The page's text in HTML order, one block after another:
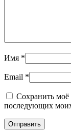
Имя *
Email *
Сохранить моё
последующих